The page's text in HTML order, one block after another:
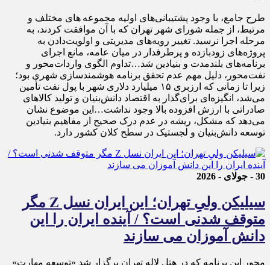
طرح جامع، با وجود پشتیبانی‌های اولیه مجموعه های مختلف و
مرتبط، از جمله شورای شهر تهران که با آن موافقت کردند، به
مرحله اجرا نرسید. تغییر رویه‌های مدیریتی و اولویت‌دادن به
پروژه‌های زودبازده و پرطرفدار در میان عامه، مانع اجرای
برنامه‌های بلندمدت و بنیادین شد…تداوم الگوی واردات‌محور و
نفت‌محور، دلیل مهم عدم تحقق برنامه هوشمندسازی شهری بود؛
زیرا تا زمانی که ارزبری ۱۵ میلیارد دلاری شهر با پول نفت تأمین
می‌شد، انگیزه‌ای برای‌گذار به اقتصاد دانش‌بنیان و تولید کالاهای
صادراتی با ارزش افزوده بالا وجود نداشت…این موضوع نشان
می‌دهد که مشکل، ریشه در عدم درک صحیح از مفاهیم بنیادین
توسعه دانش‌بنیان و لجستیک در سطح کلان کشور دارد.
30 - جولای - 2026
سیلیکن ولیِ تهران؛ این ایران نسل Z مگر
متوقف شدنی است؟ / آینده ایران را این
دانش آموزان می سازند
محور این برنامه که در هتل لاله تهران برگزار شد «توسعه مهارت»